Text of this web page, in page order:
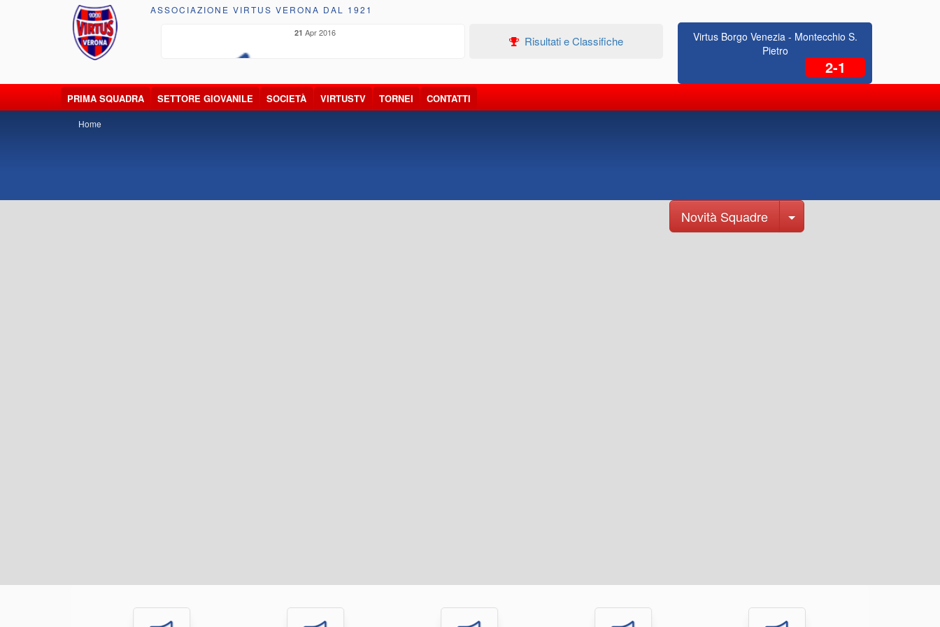
ASSOCIAZIONE VIRTUS VERONA DAL 1921
21 Apr 2016
Risultati e Classifiche
Virtus Borgo Venezia - Montecchio S.
Pietro
2-1
PRIMA SQUADRA SETTORE GIOVANILE SOCIETÀ VIRTUSTV TORNEI CONTATTI
Home
Novità Squadre Toggle Dropdown